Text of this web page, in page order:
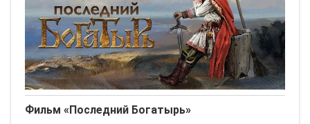
Фильм «Последний Богатырь»